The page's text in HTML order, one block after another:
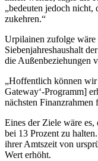
„bedeuten jedoch nicht,
zukehren.“
Urpilainen zufolge wäre
Siebenjahreshaushalt
die Außenbeziehungen
„Hoffentlich können
Gateway‘-Programm]
nächsten
Eines der Ziele wäre
bei 13 Prozent zu
ihrer Amtszeit von
Wert erhöht.